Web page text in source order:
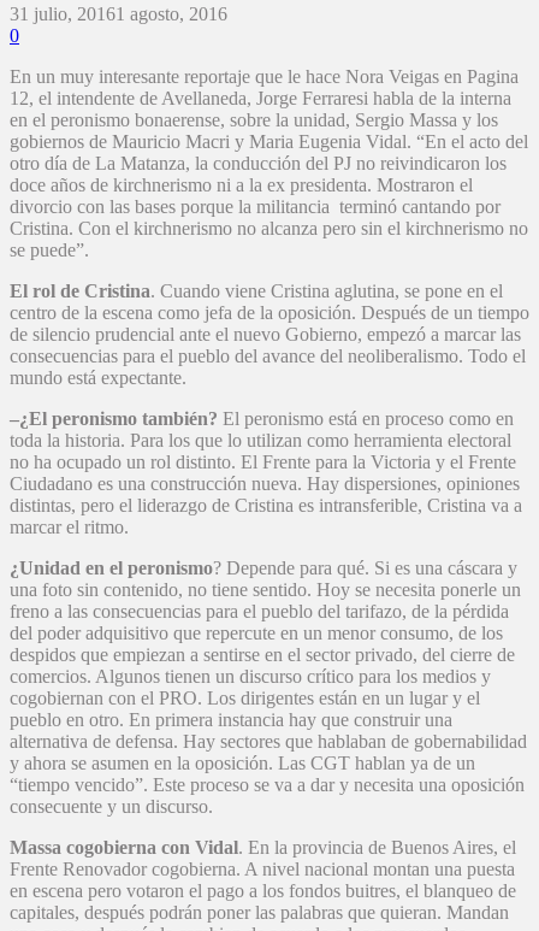
31 julio, 20161 agosto, 2016
0
En un muy interesante reportaje que le hace Nora Veigas en Pagina
12, el intendente de Avellaneda, Jorge Ferraresi habla de la interna
en el peronismo bonaerense, sobre la unidad, Sergio Massa y los
gobiernos de Mauricio Macri y Maria Eugenia Vidal. “En el acto del
otro día de La Matanza, la conducción del PJ no reivindicaron los
doce años de kirchnerismo ni a la ex presidenta. Mostraron el
divorcio con las bases porque la militancia terminó cantando por
Cristina. Con el kirchnerismo no alcanza pero sin el kirchnerismo no
se puede”.
El rol de Cristina. Cuando viene Cristina aglutina, se pone en el
centro de la escena como jefa de la oposición. Después de un tiempo
de silencio prudencial ante el nuevo Gobierno, empezó a marcar las
consecuencias para el pueblo del avance del neoliberalismo. Todo el
mundo está expectante.
–¿El peronismo también? El peronismo está en proceso como en
toda la historia. Para los que lo utilizan como herramienta electoral
no ha ocupado un rol distinto. El Frente para la Victoria y el Frente
Ciudadano es una construcción nueva. Hay dispersiones, opiniones
distintas, pero el liderazgo de Cristina es intransferible, Cristina va a
marcar el ritmo.
¿Unidad en el peronismo? Depende para qué. Si es una cáscara y
una foto sin contenido, no tiene sentido. Hoy se necesita ponerle un
freno a las consecuencias para el pueblo del tarifazo, de la pérdida
del poder adquisitivo que repercute en un menor consumo, de los
despidos que empiezan a sentirse en el sector privado, del cierre de
comercios. Algunos tienen un discurso crítico para los medios y
cogobiernan con el PRO. Los dirigentes están en un lugar y el
pueblo en otro. En primera instancia hay que construir una
alternativa de defensa. Hay sectores que hablaban de gobernabilidad
y ahora se asumen en la oposición. Las CGT hablan ya de un
“tiempo vencido”. Este proceso se va a dar y necesita una oposición
consecuente y un discurso.
Massa cogobierna con Vidal. En la provincia de Buenos Aires, el
Frente Renovador cogobierna. A nivel nacional montan una puesta
en escena pero votaron el pago a los fondos buitres, el blanqueo de
capitales, después podrán poner las palabras que quieran. Mandan